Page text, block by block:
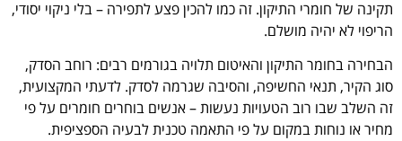
תקינה של חומרי התיקון. זה כמו להכין פצע לתפירה – בלי ניקוי יסודי,
הריפוי לא יהיה מושלם.
הבחירה בחומר התיקון והאיטום תלויה בגורמים רבים: רוחב הסדק,
סוג הקיר, תנאי החשיפה, והסיבה שגרמה לסדק. לדעתי המקצועית,
זה השלב שבו רוב הטעויות נעשות – אנשים בוחרים חומרים על פי
מחיר או נוחות במקום על פי התאמה טכנית לבעיה הספציפית.